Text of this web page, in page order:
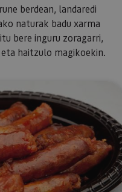
berdean, landaredi
naturak badu xarma
bere inguru zoragarri,
haitzulo magikoekin.